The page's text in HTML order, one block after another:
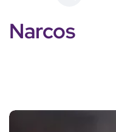
Narcos